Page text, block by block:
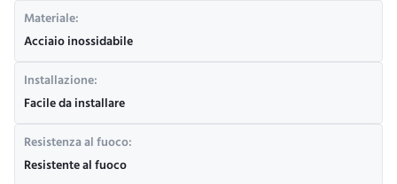
Materiale:
Acciaio inossidabile
Installazione:
Facile da installare
Resistenza al fuoco:
Resistente al fuoco